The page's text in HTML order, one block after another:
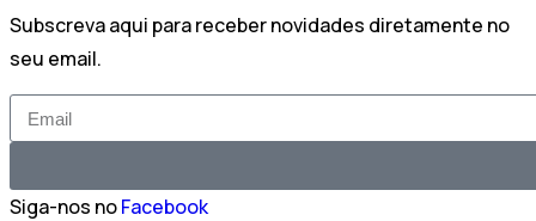
Subscreva aqui para receber novidades diretamente no
seu email.
Siga-nos noFacebook